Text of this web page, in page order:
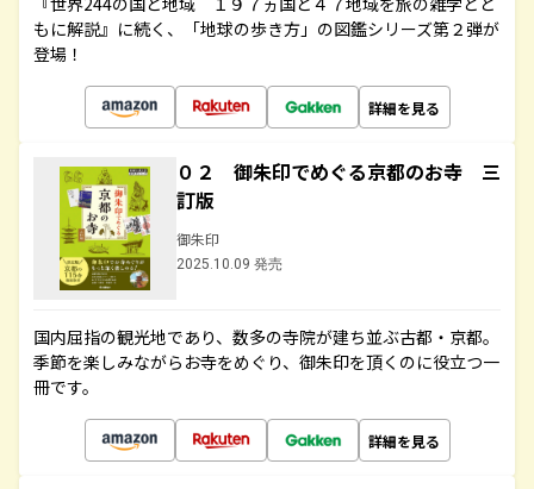
もに解説』に続く、「地球の歩き方」の図鑑シリーズ第２弾が
登場！
詳細を見る
０２ 御朱印でめぐる京都のお寺 三
訂版
御朱印
2025.10.09 発売
国内屈指の観光地であり、数多の寺院が建ち並ぶ古都・京都。
季節を楽しみながらお寺をめぐり、御朱印を頂くのに役立つ一
冊です。
詳細を見る